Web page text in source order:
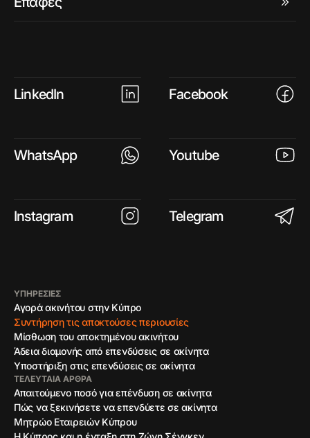
LinkedIn Facebook
WhatsApp Youtube
Instagram Telegram
ΥΠΗΡΕΣΙΕΣ
Αγορά ακινήτου στην Κύπρο
Συντήρηση τις αποκτούσες περιουσίες
Μίσθωση του αποκτημένου ακινήτου
Άδεια διαμονής από επενδύσεις σε ακίνητα
Υποστήριξη στις επενδύσεις σε ακίνητα
ΤΕΛΕΥΤΑΊΑ ΆΡΘΡΑ
Απαιτούμενο ποσό για επένδυση σε ακίνητα
Πώς να ξεκινήσετε να επενδύετε σε ακίνητα
Μητρώο Εταιρειών Κύπρου